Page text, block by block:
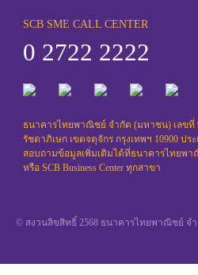
SCB SME CALL CENTER
0 2722 2222
ธนาคารไทยพาณิชย์ จำกัด (มหาชน) เลขที่
รัชดาภิเษก เขตจตุจักร กรุงเทพฯ 10900 ปร
สอบถามข้อมูลเพิ่มเติมได้ที่ธนาคารไทยพา
หรือ SCB Business Center ทุกสาขา
© สงวนลิขสิทธิ์ 2568 ธนาคารไทยพาณิชย์ จ